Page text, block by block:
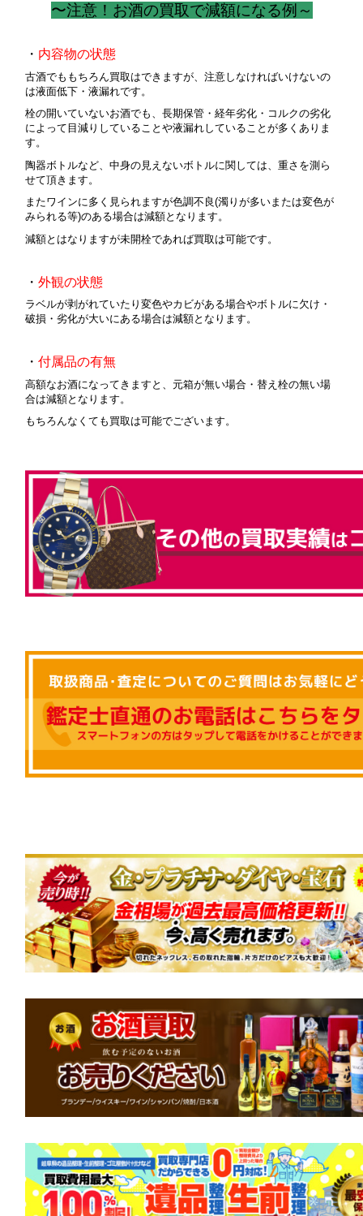
〜注意！お酒の買取で減額になる例～
・ 内容物の状態
古酒でももちろん買取はできますが、注意しなければいけないの
は液面低下・液漏れです。
栓の開いていないお酒でも、長期保管・経年劣化・コルクの劣化
によって目減りしていることや液漏れしていることが多くありま
す。
陶器ボトルなど、中身の見えないボトルに関しては、重さを測ら
せて頂きます。
またワインに多く見られますが色調不良(濁りが多いまたは変色が
みられる等)のある場合は減額となります。
減額とはなりますが未開栓であれば買取は可能です。
・外観の状態
ラベルが剥がれていたり変色やカビがある場合やボトルに欠け・
破損・劣化が大いにある場合は減額となります。
・付属品の有無
高額なお酒になってきますと、元箱が無い場合・替え栓の無い場
合は減額となります。
もちろんなくても買取は可能でございます。